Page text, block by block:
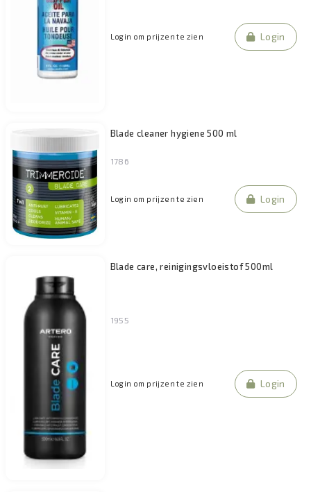
Login om prijzen te zien Login
Blade cleaner hygiene 500 ml
1786
Login om prijzen te zien Login
Blade care, reinigingsvloeistof 500ml
1955
Login om prijzen te zien Login